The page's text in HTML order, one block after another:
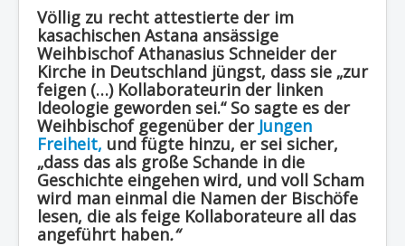
Völlig zu recht attestierte der im
kasachischen Astana ansässige
Weihbischof Athanasius Schneider der
Kirche in Deutschland jüngst, dass sie „zur
feigen (…) Kollaborateurin der linken
Ideologie geworden sei.“ So sagte es der
Weihbischof gegenüber der Jungen
Freiheit, und fügte hinzu, er sei sicher,
„dass das als große Schande in die
Geschichte eingehen wird, und voll Scham
wird man einmal die Namen der Bischöfe
lesen, die als feige Kollaborateure all das
angeführt haben.“